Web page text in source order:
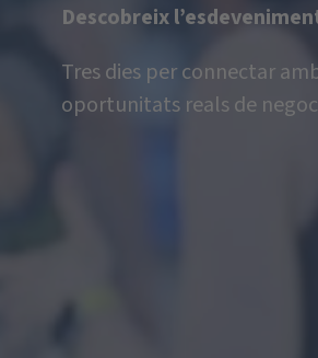
Descobreix
Tres dies per connectar
oportunitats reals de